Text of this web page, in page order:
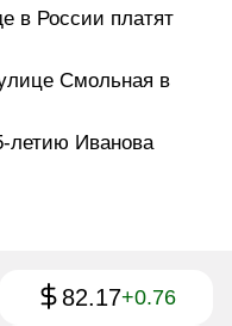
в России платят
Смольная в
летию Иванова
82.17+0.76